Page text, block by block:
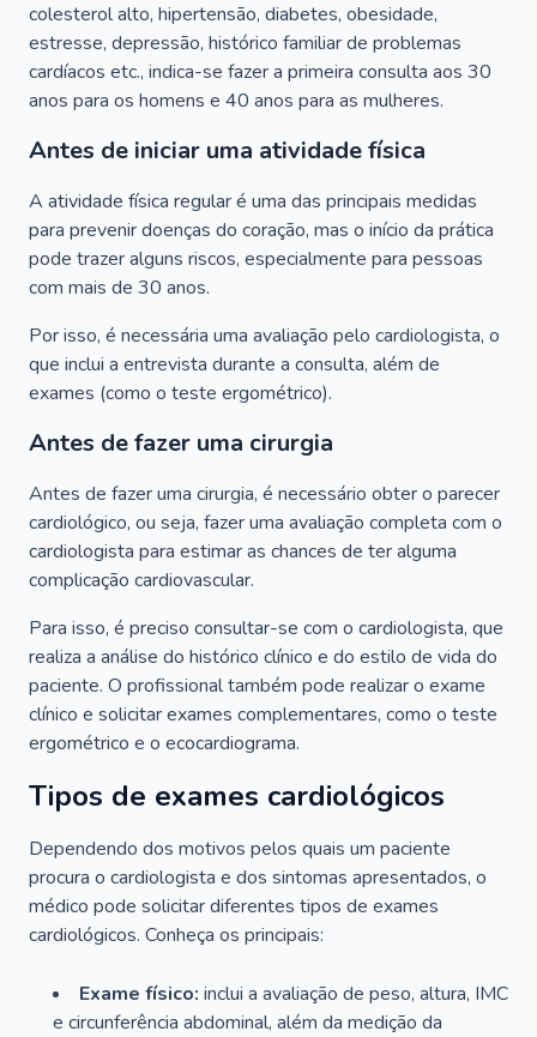
colesterol alto, hipertensão, diabetes, obesidade,
estresse, depressão, histórico familiar de problemas
cardíacos etc., indica-se fazer a primeira consulta aos 30
anos para os homens e 40 anos para as mulheres.
Antes de iniciar uma atividade física
A atividade física regular é uma das principais medidas
para prevenir doenças do coração, mas o início da prática
pode trazer alguns riscos, especialmente para pessoas
com mais de 30 anos.
Por isso, é necessária uma avaliação pelo cardiologista, o
que inclui a entrevista durante a consulta, além de
exames (como o teste ergométrico).
Antes de fazer uma cirurgia
Antes de fazer uma cirurgia, é necessário obter o parecer
cardiológico, ou seja, fazer uma avaliação completa com o
cardiologista para estimar as chances de ter alguma
complicação cardiovascular.
Para isso, é preciso consultar-se com o cardiologista, que
realiza a análise do histórico clínico e do estilo de vida do
paciente. O profissional também pode realizar o exame
clínico e solicitar exames complementares, como o teste
ergométrico e o ecocardiograma.
Tipos de exames cardiológicos
Dependendo dos motivos pelos quais um paciente
procura o cardiologista e dos sintomas apresentados, o
médico pode solicitar diferentes tipos de exames
cardiológicos. Conheça os principais:
Exame físico: inclui a avaliação de peso, altura, IMC
e circunferência abdominal, além da medição da